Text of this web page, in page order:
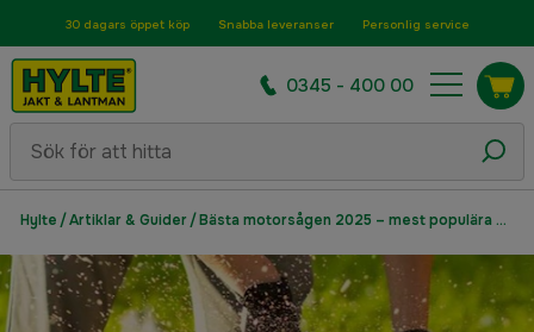
30 dagars öppet köp Snabba leveranser Personlig service
0345 - 400 00
Hylte /Artiklar & Guider/ Bästa motorsågen 2025 – mest populära motorsågarna från Husqvarna, Stihl och Ryobi